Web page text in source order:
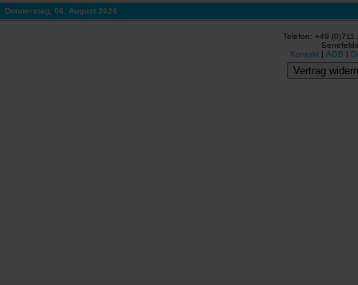
Donnerstag, 06. August 2026
Telefon: +49
Kontakt | AGB |
Vertrag